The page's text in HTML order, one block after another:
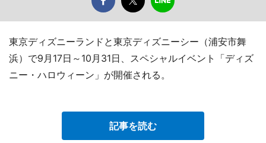
東京ディズニーランドと東京ディズニーシー（浦安市舞
浜）で9月17日～10月31日、スペシャルイベント「ディズ
ニー・ハロウィーン」が開催される。
記事を読む